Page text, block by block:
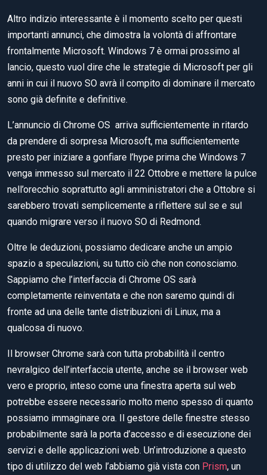
Altro indizio interessante è il momento scelto per questi
importanti annunci, che dimostra la volontà di affrontare
frontalmente Microsoft. Windows 7 è ormai prossimo al
lancio, questo vuol dire che le strategie di Microsoft per gli
anni in cui il nuovo SO avrà il compito di dominare il mercato
sono già definite e definitive.
L’annuncio di Chrome OS arriva sufficientemente in ritardo
da prendere di sorpresa Microsoft, ma sufficientemente
presto per iniziare a gonfiare l’hype prima che Windows 7
venga immesso sul mercato il 22 Ottobre e mettere la pulce
nell’orecchio soprattutto agli amministratori che a Ottobre si
sarebbero trovati semplicemente a riflettere sul se e sul
quando migrare verso il nuovo SO di Redmond.
Oltre le deduzioni, possiamo dedicare anche un ampio
spazio a speculazioni, su tutto ciò che non conosciamo.
Sappiamo che l’interfaccia di Chrome OS sarà
completamente reinventata e che non saremo quindi di
fronte ad una delle tante distribuzioni di Linux, ma a
qualcosa di nuovo.
Il browser Chrome sarà con tutta probabilità il centro
nevralgico dell’interfaccia utente, anche se il browser web
vero e proprio, inteso come una finestra aperta sul web
potrebbe essere necessario molto meno spesso di quanto
possiamo immaginare ora. Il gestore delle finestre stesso
probabilmente sarà la porta d’accesso e di esecuzione dei
servizi e delle applicazioni web. Un’introduzione a questo
tipo di utilizzo del web l’abbiamo già vista con Prism, un